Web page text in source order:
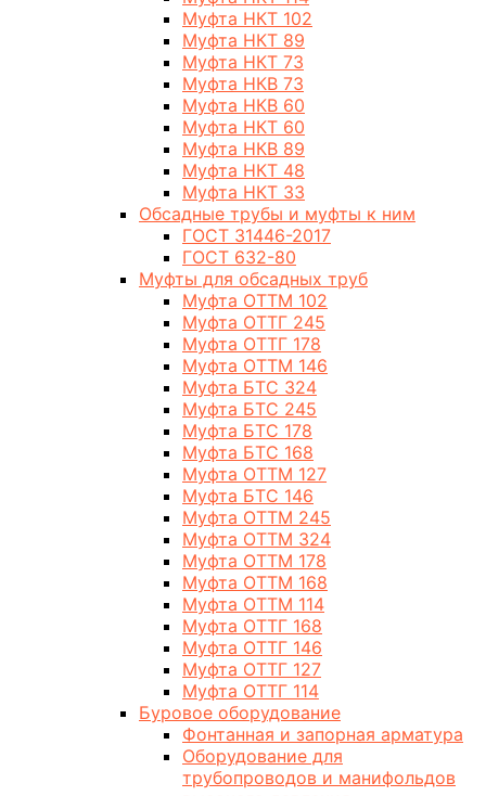
Муфта НКТ 102
Муфта НКТ 89
Муфта НКТ 73
Муфта НКВ 73
Муфта НКВ 60
Муфта НКТ 60
Муфта НКВ 89
Муфта НКТ 48
Муфта НКТ 33
Обсадные трубы и муфты к ним
ГОСТ 31446-2017
ГОСТ 632-80
Муфты для обсадных труб
Муфта ОТТМ 102
Муфта ОТТГ 245
Муфта ОТТГ 178
Муфта ОТТМ 146
Муфта БТС 324
Муфта БТС 245
Муфта БТС 178
Муфта БТС 168
Муфта ОТТМ 127
Муфта БТС 146
Муфта ОТТМ 245
Муфта ОТТМ 324
Муфта ОТТМ 178
Муфта ОТТМ 168
Муфта ОТТМ 114
Муфта ОТТГ 168
Муфта ОТТГ 146
Муфта ОТТГ 127
Муфта ОТТГ 114
Буровое оборудование
Фонтанная и запорная арматура
Оборудование для
трубопроводов и манифольдов